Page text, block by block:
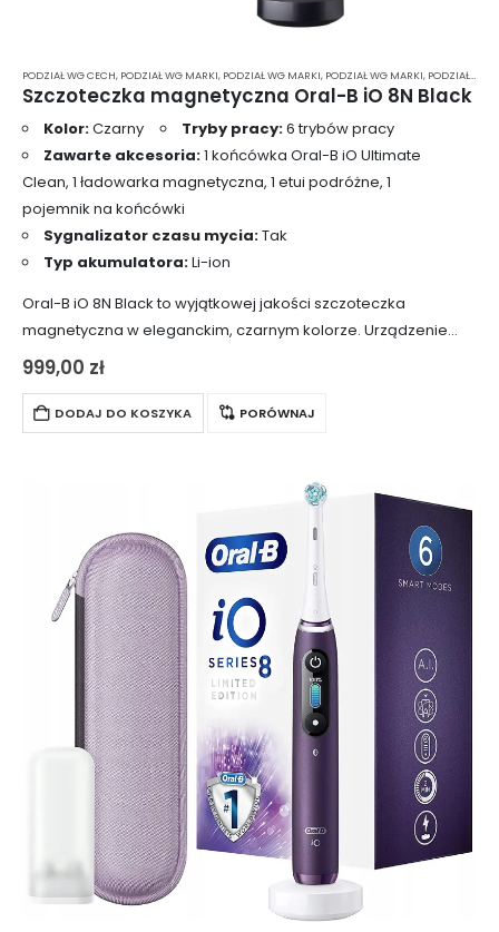
PODZIAŁ WG CECH, PODZIAŁ WG MARKI, PODZIAŁ WG MARKI, PODZIAŁ WG MARKI, PODZIAŁ WG MARKI
Szczoteczka magnetyczna Oral-B iO 8N Black
Kolor:Czarny Tryby pracy:6 trybów pracy
Zawarte akcesoria:1 końcówka Oral-B iO Ultimate
Clean, 1 ładowarka magnetyczna, 1 etui podróżne, 1
pojemnik na końcówki
Sygnalizator czasu mycia:Tak
Typ akumulatora:Li-ion
Oral-B iO 8N Black to wyjątkowej jakości szczoteczka
magnetyczna w eleganckim, czarnym kolorze. Urządzenie
wyróżnia się generowaniem mikrowibracji, które w połączeniu
z ruchami oscylacyjno-rotacyjnymi skutecznie usuwają
codzienne osady ze szkliwa….
999,00 zł
DODAJ DO KOSZYKA PORÓWNAJ